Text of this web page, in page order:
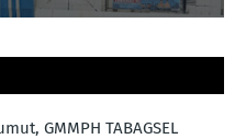
B Pengatur Proyek
GMMPH TABAGSEL